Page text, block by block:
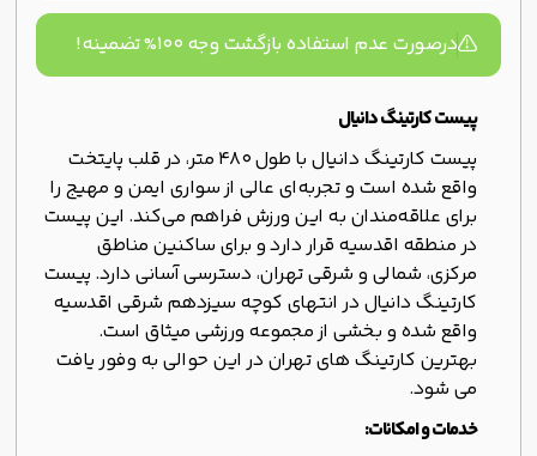
درصورت عدم استفاده بازگشت وجه ۱۰۰% تضمینه!
پیست کارتینگ دانیال
پیست کارتینگ دانیال با طول 480 متر، در قلب پایتخت
واقع شده است و تجربه‌ای عالی از سواری ایمن و مهیج را
برای علاقه‌مندان به این ورزش فراهم می‌کند. این پیست
در منطقه اقدسیه قرار دارد و برای ساکنین مناطق
مرکزی، شمالی و شرقی تهران، دسترسی آسانی دارد. پیست
کارتینگ دانیال در انتهای کوچه سیزدهم شرقی اقدسیه
واقع شده و بخشی از مجموعه ورزشی میثاق است.
بهترین کارتینگ های تهران در این حوالی به وفور یافت
می شود.
خدمات و امکانات: